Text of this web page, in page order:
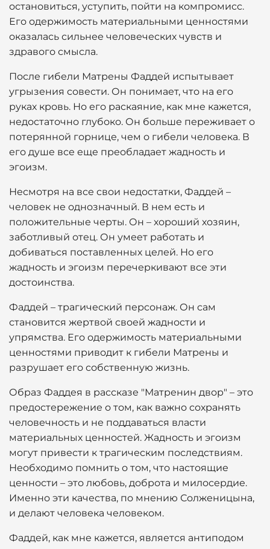
остановиться, уступить, пойти на компромисс.
Его одержимость материальными ценностями
оказалась сильнее человеческих чувств и
здравого смысла.
После гибели Матрены Фаддей испытывает
угрызения совести. Он понимает, что на его
руках кровь. Но его раскаяние, как мне кажется,
недостаточно глубоко. Он больше переживает о
потерянной горнице, чем о гибели человека. В
его душе все еще преобладает жадность и
эгоизм.
Несмотря на все свои недостатки, Фаддей –
человек не однозначный. В нем есть и
положительные черты. Он – хороший хозяин,
заботливый отец. Он умеет работать и
добиваться поставленных целей. Но его
жадность и эгоизм перечеркивают все эти
достоинства.
Фаддей – трагический персонаж. Он сам
становится жертвой своей жадности и
упрямства. Его одержимость материальными
ценностями приводит к гибели Матрены и
разрушает его собственную жизнь.
Образ Фаддея в рассказе "Матренин двор" – это
предостережение о том, как важно сохранять
человечность и не поддаваться власти
материальных ценностей. Жадность и эгоизм
могут привести к трагическим последствиям.
Необходимо помнить о том, что настоящие
ценности – это любовь, доброта и милосердие.
Именно эти качества, по мнению Солженицына,
и делают человека человеком.
Фаддей, как мне кажется, является антиподом